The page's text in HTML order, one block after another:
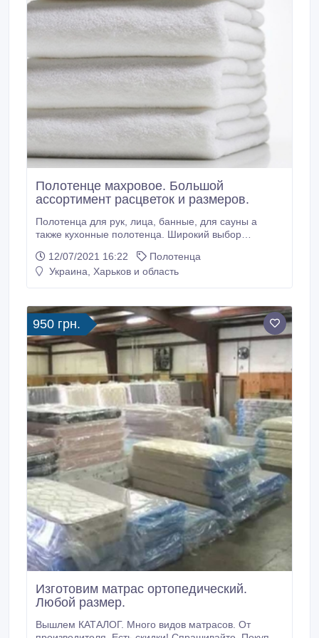
Полотенце махровое. Большой
ассортимент расцветок и размеров.
Полотенца для рук, лица, банные, для сауны а
также кухонные полотенца. Широкий выбор
ассортимента. Еженедельные скидки и акции
Заходи к нам TEKS.COM.UA Цена указана ха
гигиены.
12/07/2021 16:22
Полотенца
Украина, Харьков и область
950 грн.
Изготовим матрас ортопедический.
Любой размер.
Вышлем КАТАЛОГ. Много видов матрасов. От